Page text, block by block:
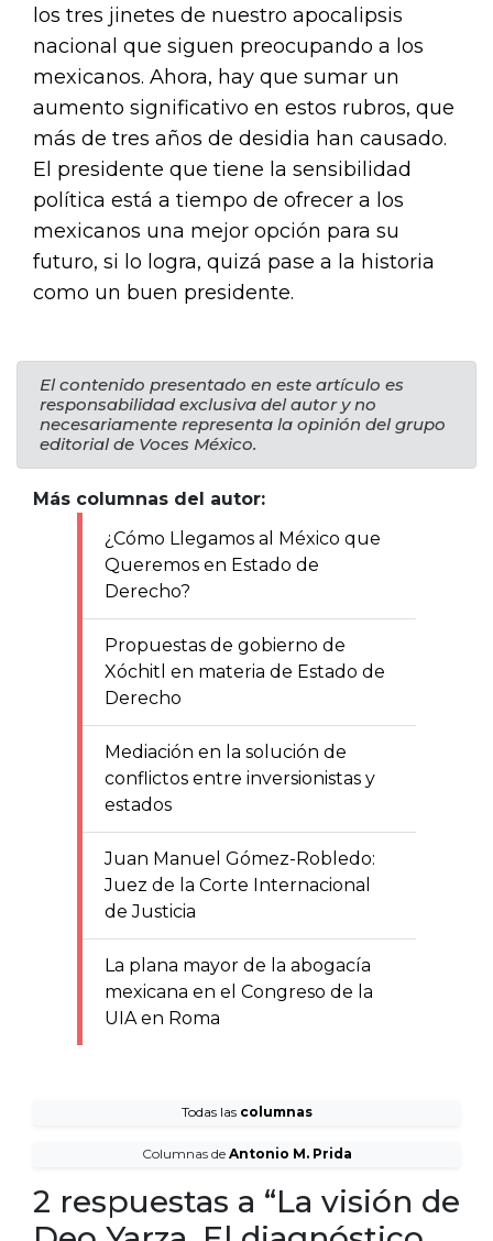
los tres jinetes de nuestro apocalipsis
nacional que siguen preocupando a los
mexicanos. Ahora, hay que sumar un
aumento significativo en estos rubros, que
más de tres años de desidia han causado.
El presidente que tiene la sensibilidad
política está a tiempo de ofrecer a los
mexicanos una mejor opción para su
futuro, si lo logra, quizá pase a la historia
como un buen presidente.
El contenido presentado en este artículo es
responsabilidad exclusiva del autor y no
necesariamente representa la opinión del grupo
editorial de Voces México.
Más columnas del autor:
¿Cómo Llegamos al México que
Queremos en Estado de
Derecho?
Propuestas de gobierno de
Xóchitl en materia de Estado de
Derecho
Mediación en la solución de
conflictos entre inversionistas y
estados
Juan Manuel Gómez-Robledo:
Juez de la Corte Internacional
de Justicia
La plana mayor de la abogacía
mexicana en el Congreso de la
UIA en Roma
Todas las columnas
Columnas de Antonio M. Prida
2 respuestas a “La visión de